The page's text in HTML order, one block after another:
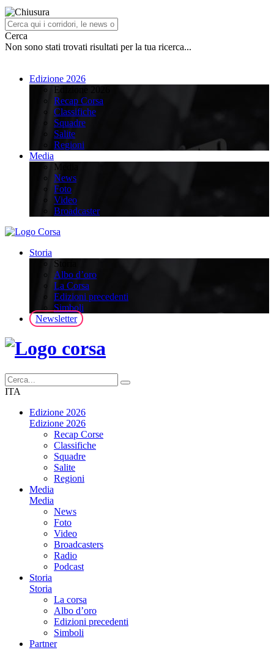
Cerca
Non sono stati trovati risultati per la tua ricerca...
Edizione 2026
Edizione 2026
Recap Corsa
Classifiche
Squadre
Salite
Regioni
Media
Media
News
Foto
Video
Broadcaster
Storia
Storia
Albo d’oro
La Corsa
Edizioni precedenti
Simboli
Newsletter
ITA
Edizione 2026
Edizione 2026
Recap Corse
Classifiche
Squadre
Salite
Regioni
Media
Media
News
Foto
Video
Broadcasters
Radio
Podcast
Storia
Storia
La corsa
Albo d’oro
Edizioni precedenti
Simboli
Partner